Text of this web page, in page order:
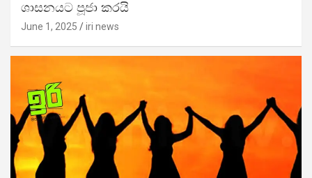
ශාසනයට පූජා කරයි
June 1, 2025 iri news